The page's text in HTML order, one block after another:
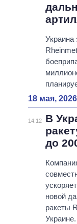
Украина
18 мая, 2026
14:12
В
до
новой
ракеты
Украине.